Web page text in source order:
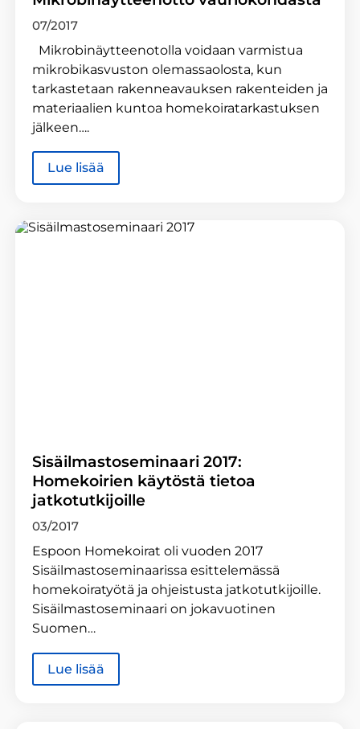
07/2017
Mikrobinäytteenotolla voidaan varmistua
mikrobikasvuston olemassaolosta, kun
tarkastetaan rakenneavauksen rakenteiden ja
materiaalien kuntoa homekoiratarkastuksen
jälkeen….
Lue lisää
Sisäilmastoseminaari 2017:
Homekoirien käytöstä tietoa
jatkotutkijoille
03/2017
Espoon Homekoirat oli vuoden 2017
Sisäilmastoseminaarissa esittelemässä
homekoiratyötä ja ohjeistusta jatkotutkijoille.
Sisäilmastoseminaari on jokavuotinen
Suomen…
Lue lisää